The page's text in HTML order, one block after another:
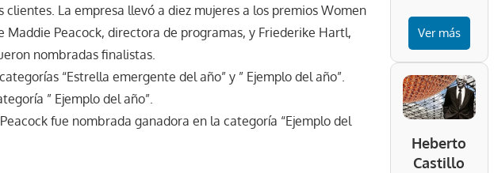
clientes. La empresa llevó a diez mujeres a los premios Women
Maddie Peacock, directora de programas, y Friederike Hartl,
nombradas finalistas.
“Estrella emergente del año” y ” Ejemplo del año”.
” Ejemplo del año”.
fue nombrada ganadora en la categoría “Ejemplo del
Ver más
Heberto
Castillo